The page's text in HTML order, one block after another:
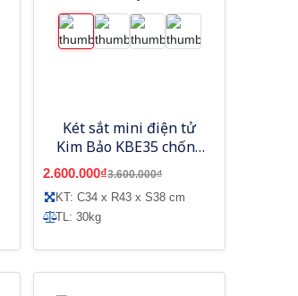
Két sắt mini điện tử
Kim Bảo KBE35 chống
cháy
2.600.000₫3.600.000₫
KT: C34 x R43 x S38 cm
TL: 30kg